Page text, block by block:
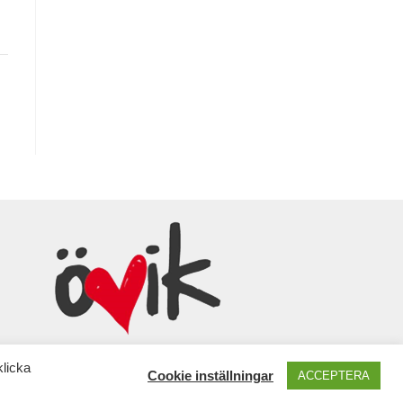
Cookie inställningar ACCEPTERA